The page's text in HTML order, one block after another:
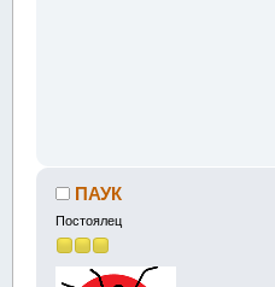
ПАУК
Постоялец